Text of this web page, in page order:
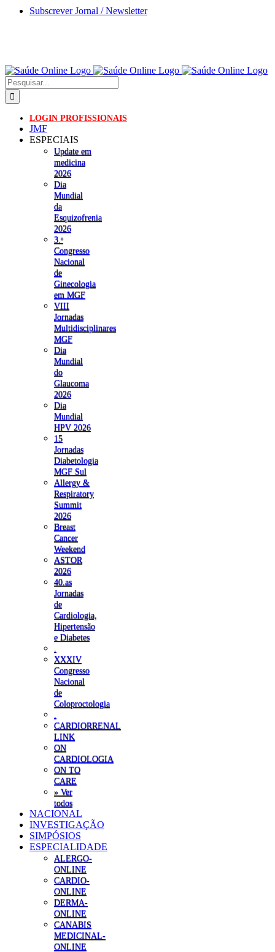
Skip
Subscrever Jornal / Newsletter
Pesquisar
LOGIN PROFISSIONAIS
JMF
ESPECIAIS
Update em
medicina
2026
Dia
Mundial
da
Esquizofrenia
2026
3.ᵒ
Congresso
Nacional
de
Ginecologia
em MGF
VIII
Jornadas
Multidisciplinares
MGF
Dia
Mundial
do
Glaucoma
2026
Dia
Mundial
HPV 2026
15
Jornadas
Diabetologia
MGF Sul
Allergy &
Respiratory
Summit
2026
Breast
Cancer
Weekend
ASTOR
2026
40.as
Jornadas
de
Cardiologia,
Hipertensão
e Diabetes
XXXIV
Congresso
Nacional
de
Coloproctologia
CARDIORRENAL
LINK
ON
CARDIOLOGIA
ON TO
CARE
» Ver
todos
NACIONAL
INVESTIGAÇÃO
SIMPÓSIOS
ESPECIALIDADE
ALERGO-
ONLINE
CARDIO-
ONLINE
DERMA-
ONLINE
CANABIS
MEDICINAL-
ONLINE